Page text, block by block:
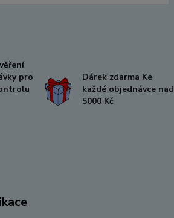
pro
Dárek zdarma Ke
každé objednávce nad
5000 Kč